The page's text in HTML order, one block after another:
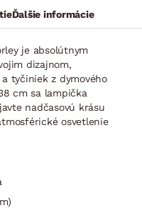
Ďalšie informácie
je absolútnym
dizajnom,
tyčiniek z dymového
cm sa lampička
nadčasovú krásu
osvetlenie